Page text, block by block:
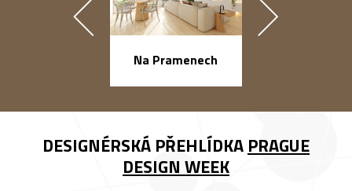
Na Pramenech
DESIGNÉRSKÁ PŘEHLÍDKA PRAGUE
DESIGN WEEK